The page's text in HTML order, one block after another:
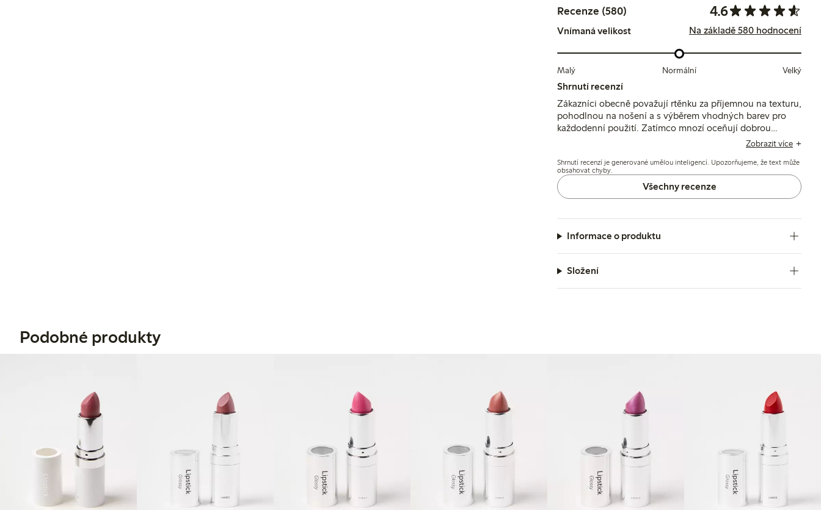
Recenze (580) 4.6
Vnímaná velikost Na základě 580 hodnocení
Malý Normální Velký
Shrnutí recenzí
Zákazníci obecně považují rtěnku za příjemnou na texturu,
pohodlnou na nošení a s výběrem vhodných barev pro
každodenní použití. Zatímco mnozí oceňují dobrou
pigmentaci a výdrž, někteří zmiňují problémy s měkkostí,
světelných podmínek.
Zobrazit více
Shrnutí recenzí je generované umělou inteligencí. Upozorňujeme, že text může
obsahovat chyby.
Všechny recenze
Informace o produktu
Složení
Podobné produkty